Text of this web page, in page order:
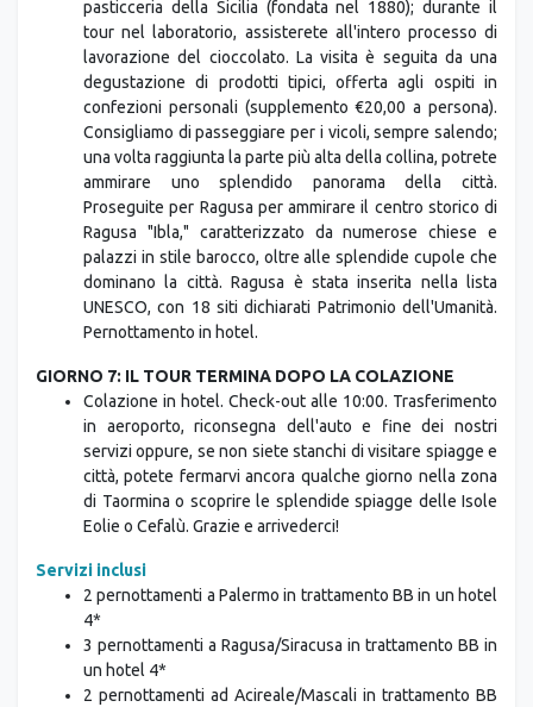
pasticceria della Sicilia (fondata nel 1880); durante il
tour nel laboratorio, assisterete all'intero processo di
lavorazione del cioccolato. La visita è seguita da una
degustazione di prodotti tipici, offerta agli ospiti in
confezioni personali (supplemento €20,00 a persona).
Consigliamo di passeggiare per i vicoli, sempre salendo;
una volta raggiunta la parte più alta della collina, potrete
ammirare uno splendido panorama della città.
Proseguite per Ragusa per ammirare il centro storico di
Ragusa "Ibla," caratterizzato da numerose chiese e
palazzi in stile barocco, oltre alle splendide cupole che
dominano la città. Ragusa è stata inserita nella lista
UNESCO, con 18 siti dichiarati Patrimonio dell'Umanità.
Pernottamento in hotel.
GIORNO 7: IL TOUR TERMINA DOPO LA COLAZIONE
Colazione in hotel. Check-out alle 10:00. Trasferimento
in aeroporto, riconsegna dell'auto e fine dei nostri
servizi oppure, se non siete stanchi di visitare spiagge e
città, potete fermarvi ancora qualche giorno nella zona
di Taormina o scoprire le splendide spiagge delle Isole
Eolie o Cefalù. Grazie e arrivederci!
Servizi inclusi
2 pernottamenti a Palermo in trattamento BB in un hotel
4*
3 pernottamenti a Ragusa/Siracusa in trattamento BB in
un hotel 4*
2 pernottamenti ad Acireale/Mascali in trattamento BB